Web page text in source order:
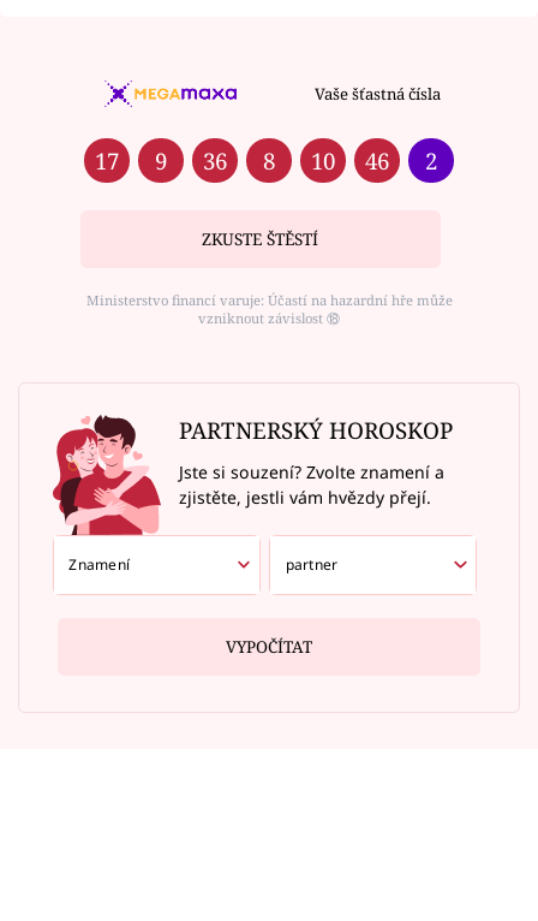
Vaše šťastná čísla
17 9 36 8 10 46 2
ZKUSTE ŠTĚSTÍ
Ministerstvo financí varuje: Účastí na hazardní hře může
vzniknout závislost ⑱
PARTNERSKÝ HOROSKOP
Jste si souzení? Zvolte znamení a
zjistěte, jestli vám hvězdy přejí.
VYPOČÍTAT